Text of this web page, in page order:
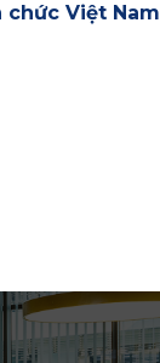
Việt Nam